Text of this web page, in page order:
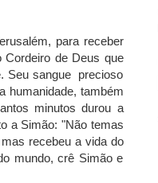
para receber
Cordeiro de Deus que
Seu sangue precioso
humanidade, também
minutos durou a
a Simão: "Não temas
recebeu a vida do
mundo, crê Simão e